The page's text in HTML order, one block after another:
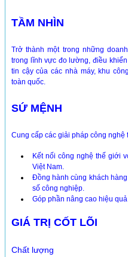
TẦM NHÌN
Trở thành một trong những
trong lĩnh vực đo lường, điều
tin cậy của các nhà máy, khu
toàn quốc.
SỨ MỆNH
Cung cấp các giải pháp công nghệ
Kết nối công nghệ thế giới
Việt Nam.
Đồng hành cùng khách
số công nghiệp.
Góp phần nâng cao hiệu
GIÁ TRỊ CỐT LÕI
Chất lượng